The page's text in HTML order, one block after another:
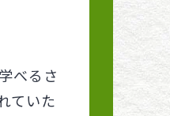
べるさ
ていた